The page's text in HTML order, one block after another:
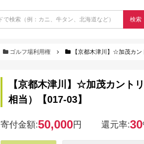
検索
ゴルフ場利用権 【京都木津川】☆加茂カ
【京都木津川】☆加茂カント
相当）【017-03】
寄付金額:50,000円 還元率:30